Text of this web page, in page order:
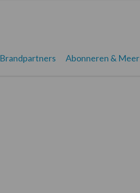
Brandpartners Abonneren & Meer